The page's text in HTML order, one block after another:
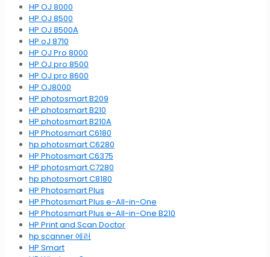
HP OJ 8000
HP OJ 8500
HP OJ 8500A
HP oJ 8710
HP OJ Pro 8000
HP OJ pro 8500
HP OJ pro 8600
HP OJ8000
HP photosmart B209
HP photosmart B210
HP photosmart B210A
HP Photosmart C6180
hp photosmart C6280
HP Photosmart C6375
HP photosmart C7280
hp photosmart C8180
HP Photosmart Plus
HP Photosmart Plus e-All-in-One
HP Photosmart Plus e-All-in-One B210
HP Print and Scan Doctor
hp scanner 에러
HP Smart